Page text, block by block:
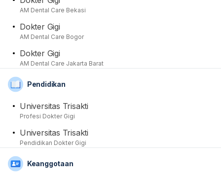
terkait kedokteran gigi dan juga sering memberikan
edukasi di berbagai kesempatan.
AM Dental Care Bekasi
Dokter Gigi
AM Dental Care Bogor
Dokter Gigi
AM Dental Care Jakarta Barat
Pendidikan
Universitas Trisakti
Profesi Dokter Gigi
Universitas Trisakti
Pendidikan Dokter Gigi
Keanggotaan